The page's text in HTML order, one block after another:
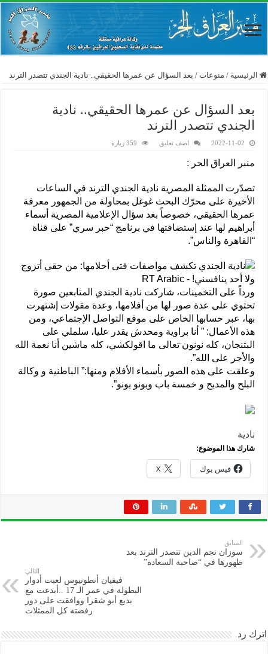
الرئيسية / منوعات / بعد السؤال عن عمرها الحقيقي.. نادية الجندي تتصدر الترند
بعد السؤال عن عمرها الحقيقي.. نادية
الجندي تتصدر الترند
2022-11-02 اضف تعليق 359 زيارة
منبر العراق الحر :
تصدّرت الممثلة المصرية نادية الجندي الترند في الساعات
الأخيرة على محرّك البحث غوغل بمحاولة من الجمهور معرفة
عمرها الحقيقي، خصوصاً بعد سؤال الإعلامية المصرية أسماء
أبراهيم لها عند إستضافتها في برنامج “حبر سري” على قناة
“القاهرة والناس”.
ورداً على التخمينات، شاركت نادية الجندي المتابعين صورة
تحتوي على عدة صور لها من أفلامها، وعدة مقولات إشتهرت
بها، عبر حسابها الخاص على موقع التواصل الإجتماعي، ومن
هذه الأعمال: ” أنا براوية ومحدش يقدر عليا، سلملي على
البتنجان، كله نونون تعالى ما اقولكشي، كله ماشين أنا نعمة الله
والأجر على الله”.
وعلقت على هذه الصور بأسماء الأفلام ومنها:” الباطنية و وكالة
البلح والمدبح و خمسة باب وبونو بونو”.
نادية
شارك هذا الموضوع:
فيس بوك X
السابق
سوزان نجم الدين تتصدر الترند بعد
ظهورها في “صاحبة السعادة”
التالي
فيفيان أنطونيوس لعبت أدوار
البطولة في عمر الـ 17 ..أبدعت مع
بديع أبو شقرا ووافقت على دور
رفضته كل الممثلات
اترك رد